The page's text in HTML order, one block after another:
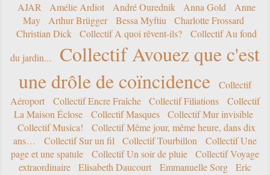
AJAR Amélie Ardiot André Ourednik Anna Gold
Anne
May
Arthur Brügger Bessa Myftiu
Charlotte Frossard
Christian Dick
Collectif A quoi rêvent-ils?
Collectif Au fond
du jardin...
Collectif Avouez que c'est
une drôle de coïncidence
Collectif
Aéroport
Collectif Encre Fraîche Collectif Filiations
Collectif
La Maison Éclose
Collectif Masques
Collectif Mur invisible
Collectif Musica!
Collectif Même jour, même heure, dans dix
ans…
Collectif Sur un fil Collectif Tourbillon
Collectif Une
page et une spatule
Collectif Un soir de pluie
Collectif Voyage
extraordinaire
Elisabeth Daucourt Emmanuelle Sorg
Eric